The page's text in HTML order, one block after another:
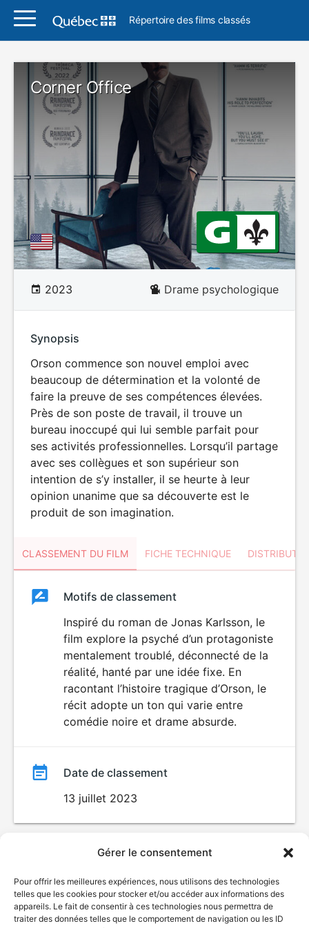
Gérer le consentement
Pour offrir les meilleures expériences, nous utilisons des technologies
telles que les cookies pour stocker et/ou accéder aux informations des
appareils. Le fait de consentir à ces technologies nous permettra de
traiter des données telles que le comportement de navigation ou les ID
Répertoire des films classés
Corner Office
2023 Drame psychologique
Synopsis
Orson commence son nouvel emploi avec
beaucoup de détermination et la volonté de
faire la preuve de ses compétences élevées.
Près de son poste de travail, il trouve un
bureau inoccupé qui lui semble parfait pour
ses activités professionnelles. Lorsqu’il partage
avec ses collègues et son supérieur son
intention de s’y installer, il se heurte à leur
opinion unanime que sa découverte est le
produit de son imagination.
CLASSEMENT DU FILM FICHE TECHNIQUE
ClassementClassement
Motifs de classement
Inspiré du roman de Jonas Karlsson, le
film explore la psyché d’un protagoniste
mentalement troublé, déconnecté de la
réalité, hanté par une idée fixe. En
racontant l’histoire tragique d’Orson, le
récit adopte un ton qui varie entre
comédie noire et drame absurde.
Date de classement
13 juillet 2023